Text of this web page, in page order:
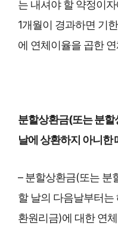
는 내셔야 할 약정이
1개월이 경과하면 기
에 연체이율을 곱한
분할상환금(또는 분
날에 상환하지 아니한
– 분할상환금(또는 분
할 날의 다음날부터
환원리금)에 대한 연